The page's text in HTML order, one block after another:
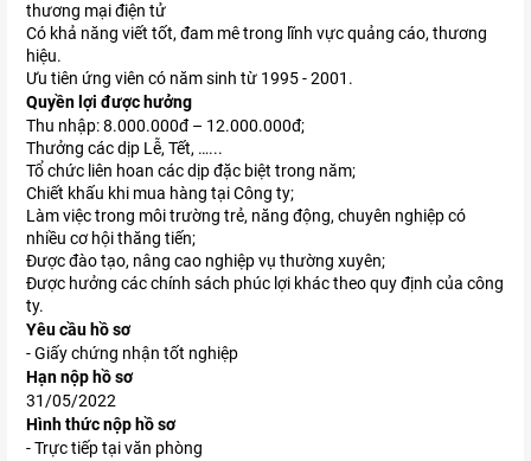
thương mại điện tử
Có khả năng viết tốt, đam mê trong lĩnh vực quảng cáo, thương
hiệu.
Ưu tiên ứng viên có năm sinh từ 1995 - 2001.
Quyền lợi được hưởng
Thu nhập: 8.000.000đ – 12.000.000đ;
Thưởng các dịp Lễ, Tết, …...
Tổ chức liên hoan các dịp đặc biệt trong năm;
Chiết khấu khi mua hàng tại Công ty;
Làm việc trong môi trường trẻ, năng động, chuyên nghiệp có
nhiều cơ hội thăng tiến;
Được đào tạo, nâng cao nghiệp vụ thường xuyên;
Được hưởng các chính sách phúc lợi khác theo quy định của công
ty.
Yêu cầu hồ sơ
- Giấy chứng nhận tốt nghiệp
Hạn nộp hồ sơ
31/05/2022
Hình thức nộp hồ sơ
- Trực tiếp tại văn phòng